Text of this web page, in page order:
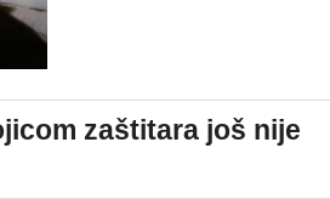
zaštitara još nije